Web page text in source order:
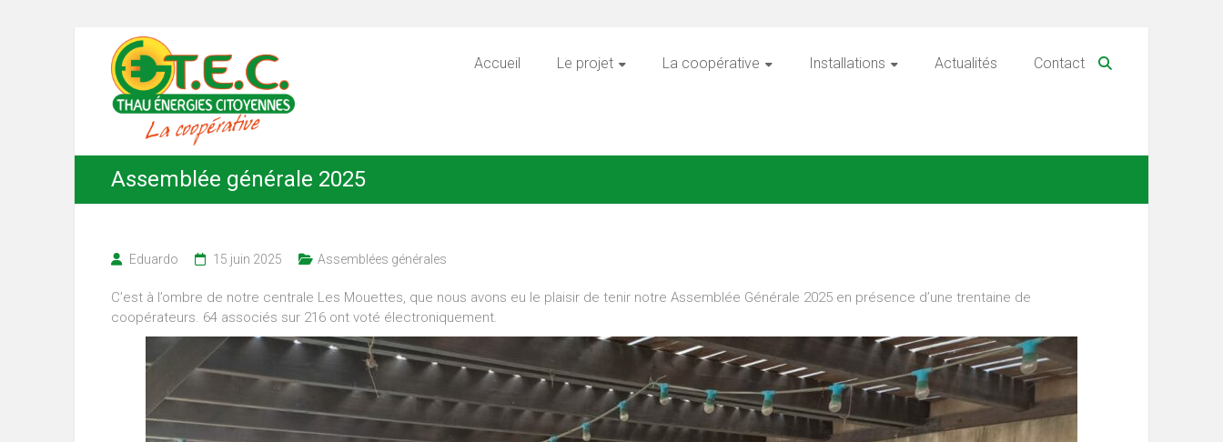
content
Thau
Énergies
Citoyennes
Accueil Le projet La coopérative Installations Actualités Contact
Assemblée générale 2025
Eduardo 15 juin 2025 Assemblées générales
C’est à l’ombre de notre centrale Les Mouettes, que nous avons eu le plaisir de tenir notre Assemblée Générale 2025 en présence d’une trentaine de
coopérateurs. 64 associés sur 216 ont voté électroniquement.